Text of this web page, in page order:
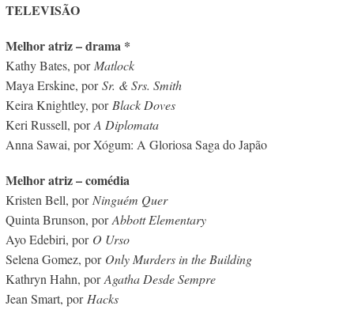
TELEVISÃO
Melhor atriz – drama *
Kathy Bates, porMatlock
Maya Erskine, porSr. & Srs. Smith
Keira Knightley, porBlack Doves
Keri Russell, porA Diplomata
Anna Sawai, por Xógum: A Gloriosa Saga do Japão
Melhor atriz – comédia
Kristen Bell, porNinguém Quer
Quinta Brunson, porAbbott Elementary
Ayo Edebiri, por O Urso
Selena Gomez, por Only Murders in the Building
Kathryn Hahn, porAgatha Desde Sempre
Jean Smart, porHacks